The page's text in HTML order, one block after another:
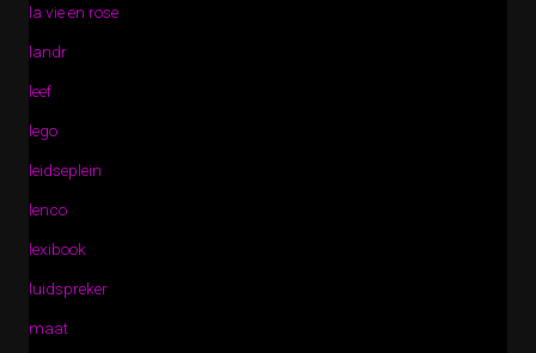
la vie en rose
landr
leef
lego
leidseplein
lenco
lexibook
luidspreker
maat